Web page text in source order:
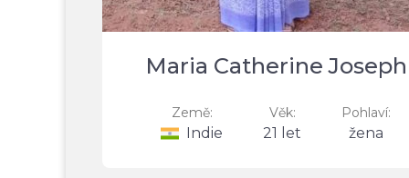
Maria Catherine Joseph
Země:
Indie
Věk:
21 let
Pohlaví:
žena